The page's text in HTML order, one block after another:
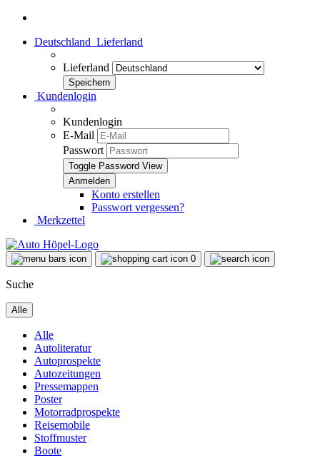
Deutschland Lieferland
Lieferland
Kundenlogin
Kundenlogin
E-Mail
Passwort
Toggle Password View
Konto erstellen
Passwort vergessen?
Merkzettel
0
Suche
Alle
Alle
Autoliteratur
Autoprospekte
Autozeitungen
Pressemappen
Poster
Motorradprospekte
Reisemobile
Stoffmuster
Boote